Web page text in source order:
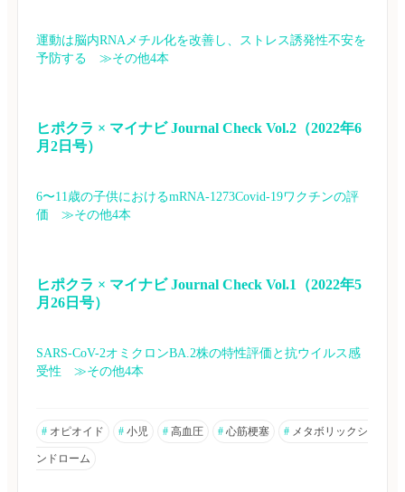
運動は脳内RNAメチル化を改善し、ストレス誘発性不安を
予防する　≫その他4本
ヒポクラ × マイナビ Journal Check Vol.2（2022年6
月2日号）
6〜11歳の子供におけるmRNA-1273Covid-19ワクチンの評
価　≫その他4本
ヒポクラ × マイナビ Journal Check Vol.1（2022年5
月26日号）
SARS-CoV-2オミクロンBA.2株の特性評価と抗ウイルス感
受性　≫その他4本
# オピオイド # 小児 # 高血圧 # 心筋梗塞 # メタボリックシ
ンドローム